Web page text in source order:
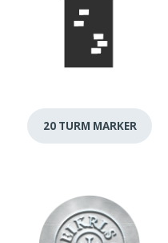
20 TURM MARKER